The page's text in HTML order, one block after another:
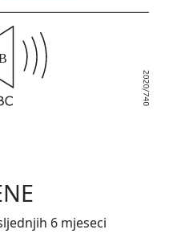
6 mjeseci